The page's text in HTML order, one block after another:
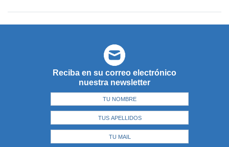
Reciba en su correo electrónico
nuestra newsletter